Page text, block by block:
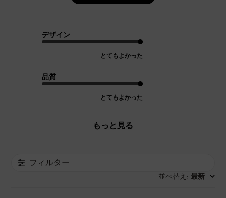
デザイン
とてもよかった
品質
とてもよかった
もっと見る
フィルター
並べ替え : 最新